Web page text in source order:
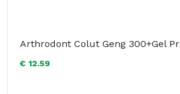
Arthrodont Colut Geng 300+Gel
€ 12.59